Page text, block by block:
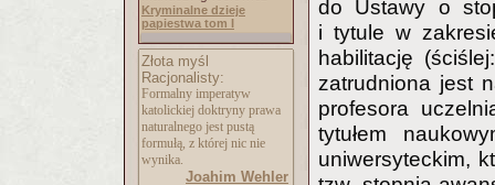
Kryminalne dzieje
papiestwa tom I
Złota myśl
Racjonalisty:
Formalny imperatyw
katolickiej doktryny prawa
naturalnego jest pustą
formułą, z której nic nie
wynika.
Joahim Wehler
do Ustawy o
i tytule w
habilitację
zatrudniona jest
profesora
tytułem
uniwersyteckim,